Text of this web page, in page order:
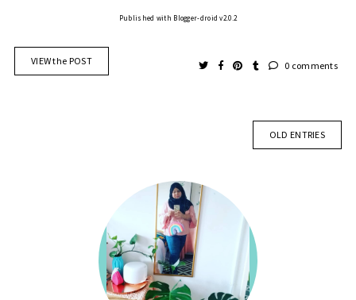
Published with Blogger-droid v2.0.2
VIEW the POST 0 comments
OLD ENTRIES